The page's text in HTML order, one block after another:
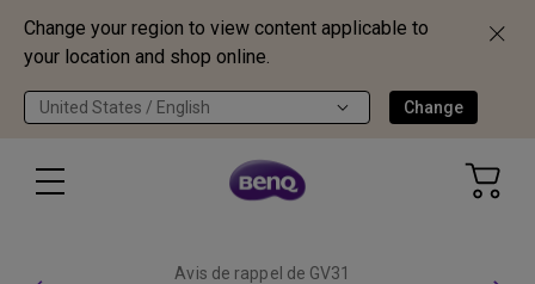
Change your region to view content applicable to
your location and shop online.
United States / English Change
Avis de rappel de GV31